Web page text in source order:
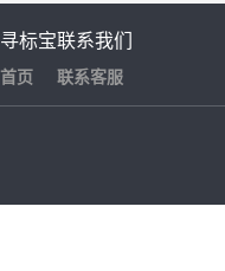
寻标宝
首页
联系我们
联系客服